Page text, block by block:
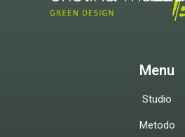
Menu
Studio
Metodo